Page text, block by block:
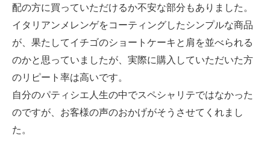
配の方に買っていただけるか不安な部分もありました。
イタリアンメレンゲをコーティングしたシンプルな商品
が、果たしてイチゴのショートケーキと肩を並べられる
のかと思っていましたが、実際に購入していただいた方
のリピート率は高いです。
自分のパティシエ人生の中でスペシャリテではなかった
のですが、お客様の声のおかげがそうさせてくれまし
た。